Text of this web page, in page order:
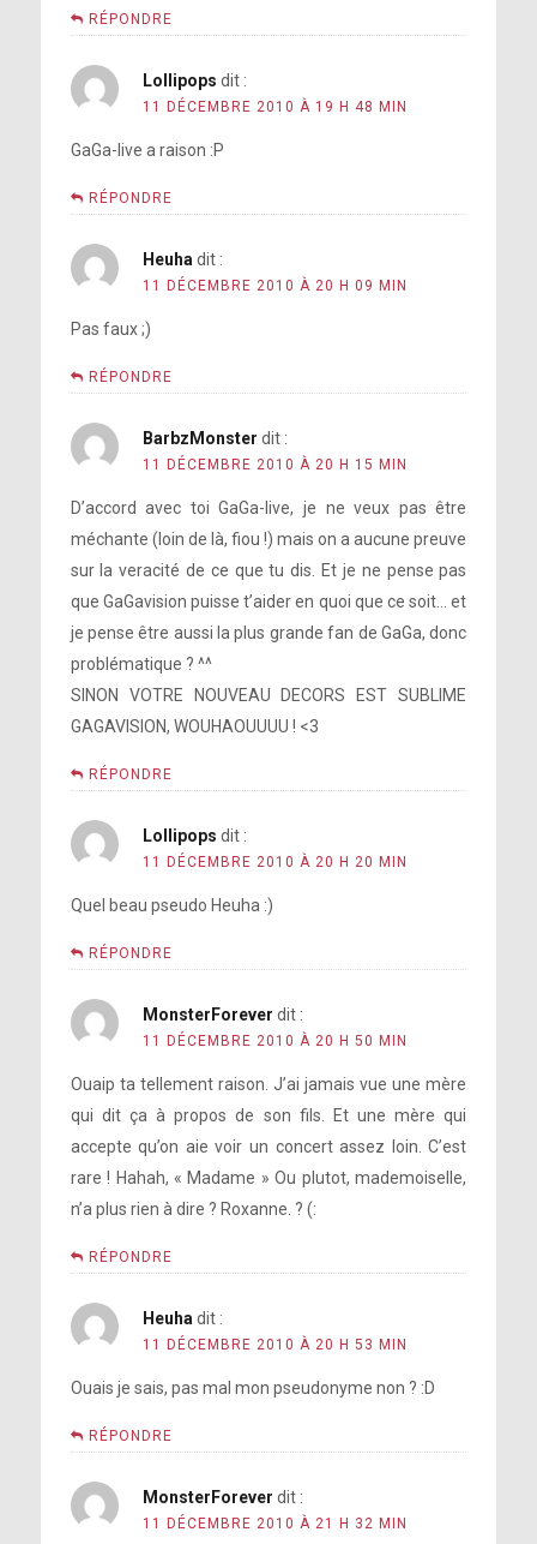
RÉPONDRE
Lollipops dit :
11 DÉCEMBRE 2010 À 19 H 48 MIN
GaGa-live a raison :P
RÉPONDRE
Heuha dit :
11 DÉCEMBRE 2010 À 20 H 09 MIN
Pas faux ;)
RÉPONDRE
BarbzMonster dit :
11 DÉCEMBRE 2010 À 20 H 15 MIN
D’accord avec toi GaGa-live, je ne veux pas être
méchante (loin de là, fiou !) mais on a aucune preuve
sur la veracité de ce que tu dis. Et je ne pense pas
que GaGavision puisse t’aider en quoi que ce soit… et
je pense être aussi la plus grande fan de GaGa, donc
problématique ? ^^
SINON VOTRE NOUVEAU DECORS EST SUBLIME
GAGAVISION, WOUHAOUUUU ! <3
RÉPONDRE
Lollipops dit :
11 DÉCEMBRE 2010 À 20 H 20 MIN
Quel beau pseudo Heuha :)
RÉPONDRE
MonsterForever dit :
11 DÉCEMBRE 2010 À 20 H 50 MIN
Ouaip ta tellement raison. J’ai jamais vue une mère
qui dit ça à propos de son fils. Et une mère qui
accepte qu’on aie voir un concert assez loin. C’est
rare ! Hahah, « Madame » Ou plutot, mademoiselle,
n’a plus rien à dire ? Roxanne. ? (:
RÉPONDRE
Heuha dit :
11 DÉCEMBRE 2010 À 20 H 53 MIN
Ouais je sais, pas mal mon pseudonyme non ? :D
RÉPONDRE
MonsterForever dit :
11 DÉCEMBRE 2010 À 21 H 32 MIN